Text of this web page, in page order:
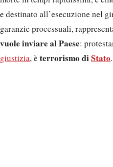
e destinato all’esecuzione nel
garanzie processuali,
vuole inviare al Paese:
giustizia, èterrorismo diStato.